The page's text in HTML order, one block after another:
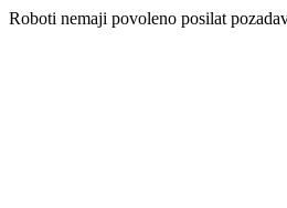
Roboti nemaji povoleno posilat